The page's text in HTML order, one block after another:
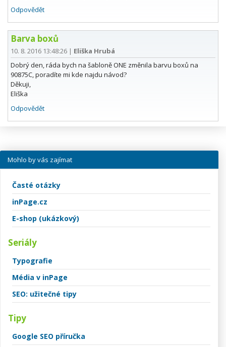
Odpovědět
Barva boxů
10. 8. 2016 13:48:26 | Eliška Hrubá
Dobrý den, ráda bych na šabloně ONE změnila barvu boxů na
90875C, poradíte mi kde najdu návod?
Děkuji,
Eliška
Odpovědět
Mohlo by vás zajímat
Časté otázky
inPage.cz
E-shop (ukázkový)
Seriály
Typografie
Média v inPage
SEO: užitečné tipy
Tipy
Google SEO příručka